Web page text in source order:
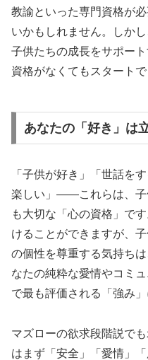
教諭といった専門資格が
いかもしれません。しか
子供たちの成長をサポー
資格がなくてもスタートで
あなたの「好き」は
「子供が好き」「世話を
楽しい」――これらは、子
も大切な「心の資格」で
けることができますが、
の個性を尊重する気持ち
なたの純粋な愛情やコミ
で最も評価される「強み」
マズローの欲求段階説で
はまず「安全」「愛情」